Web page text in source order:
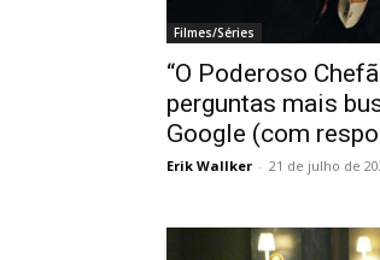
Filmes/Séries
“O Poderoso
perguntas mais
Google (com
Erik Wallker - 21 de julho de